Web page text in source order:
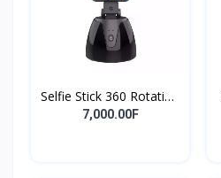
Selfie Stick 360 Rotation
Titulaire Robot
7,000.00F